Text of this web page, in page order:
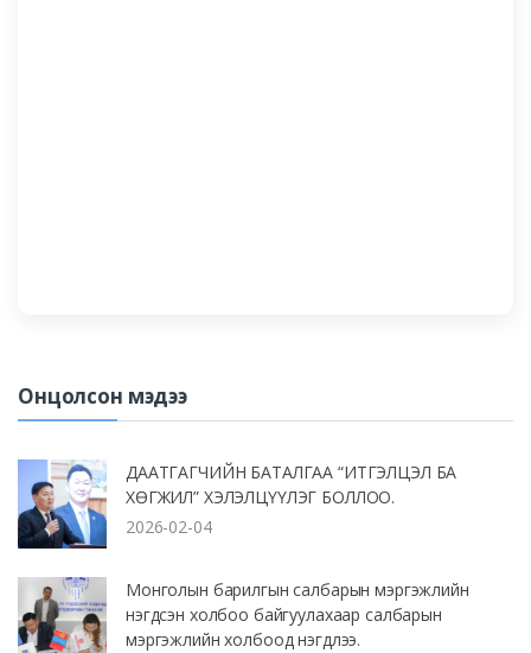
Онцолсон мэдээ
ДААТГАГЧИЙН БАТАЛГАА “ИТГЭЛЦЭЛ БА
ХӨГЖИЛ” ХЭЛЭЛЦҮҮЛЭГ БОЛЛОО.
2026-02-04
Монголын барилгын салбарын мэргэжлийн
нэгдсэн холбоо байгуулахаар салбарын
мэргэжлийн холбоод нэгдлээ.